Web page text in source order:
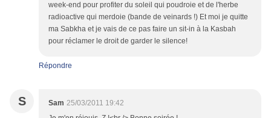
week-end pour profiter du soleil qui poudroie et de l'herbe
radioactive qui merdoie (bande de veinards !) Et moi je quitte
ma Sabkha et je vais de ce pas faire un sit-in à la Kasbah
pour réclamer le droit de garder le silence!
Répondre
S Sam 25/03/2011 19:42